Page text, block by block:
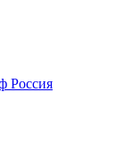
Россия